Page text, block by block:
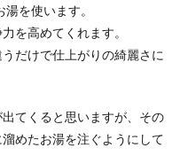
を使います。
を高めてくれます。
だけで仕上がりの綺麗さに
てくると思いますが、その
めたお湯を注ぐようにして